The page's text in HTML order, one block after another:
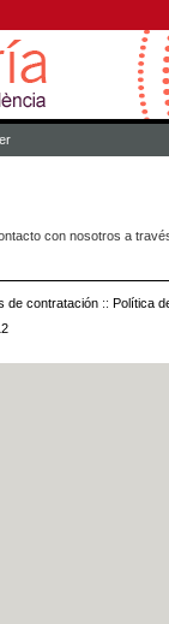
con nosotros a
de contratación :: Política